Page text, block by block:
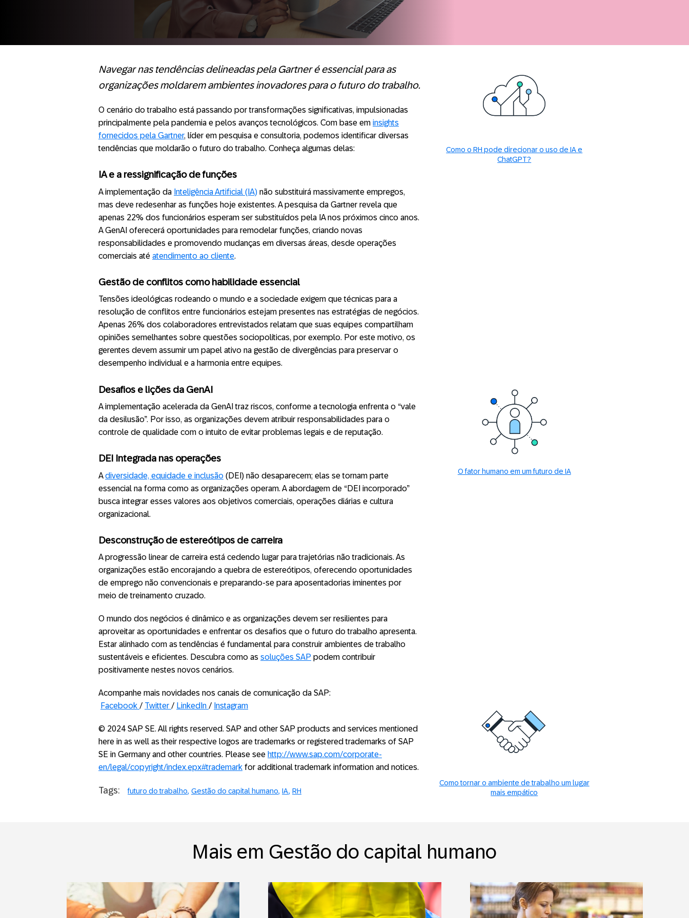
Navegar nas tendências delineadas pela Gartner é essencial para as
organizações moldarem ambientes inovadores para o futuro do trabalho.
O cenário do trabalho está passando por transformações significativas, impulsionadas
principalmente pela pandemia e pelos avanços tecnológicos. Com base em insights
fornecidos pela Gartner, líder em pesquisa e consultoria, podemos identificar diversas
tendências que moldarão o futuro do trabalho. Conheça algumas delas:
IA e a ressignificaçãode funções
A implementação da Inteligência Artificial (IA) não substituirá massivamente empregos,
mas deve redesenhar as funções hoje existentes. A pesquisa da Gartner revela que
apenas 22% dos funcionários esperam ser substituídos pela IA nos próximos cinco anos.
A GenAI oferecerá oportunidades para remodelar funções, criando novas
responsabilidades e promovendo mudanças em diversas áreas, desde operações
comerciais até atendimento ao cliente.
Gestão de conflitos como habilidade essencial
Tensões ideológicas rodeando o mundo e a sociedade exigem que técnicas para a
resolução de conflitos entre funcionários estejam presentes nas estratégias de negócios.
Apenas 26% dos colaboradores entrevistados relatam que suas equipes compartilham
opiniões semelhantes sobre questões sociopolíticas, por exemplo. Por este motivo, os
gerentes devem assumir um papel ativo na gestão de divergências para preservar o
desempenho individual e a harmonia entre equipes.
Desafios e lições da GenAI
A implementação acelerada da GenAI traz riscos, conforme a tecnologia enfrenta o “vale
da desilusão”. Por isso, as organizações devem atribuir responsabilidades para o
controle de qualidade com o intuito de evitar problemas legais e de reputação.
DEI Integrada nas operações
Adiversidade, equidade e inclusão (DEI) não desaparecem; elas se tornam parte
essencial na forma como as organizações operam. A abordagem de “DEI incorporado”
busca integrar esses valores aos objetivos comerciais, operações diárias e cultura
organizacional.
Desconstrução de estereótipos de carreira
A progressão linear de carreira está cedendo lugar para trajetórias não tradicionais. As
organizações estão encorajando a quebra de estereótipos, oferecendo oportunidades
de emprego não convencionais e preparando-se para aposentadorias iminentes por
meio de treinamento cruzado.
O mundo dos negócios é dinâmico e as organizações devem ser resilientes para
aproveitar as oportunidades e enfrentar os desafios que o futuro do trabalho apresenta.
Estar alinhado com as tendências é fundamental para construir ambientes de trabalho
sustentáveis e eficientes. Descubra como as soluções SAP podem contribuir
positivamente nestes novos cenários.
Acompanhe mais novidades nos canais de comunicação da SAP:
Facebook / Twitter / LinkedIn / Instagram
© 2024 SAP SE. All rights reserved. SAP and other SAP products and services mentioned
here in as well as their respective logos are trademarks or registered trademarks of SAP
SE in Germany and other countries. Please see http://www.sap.com/corporate-
en/legal/copyright/index.epx#trademark for additional trademark information and notices.
Tags: futuro do trabalho Gestão do capital humano IA RH
Como o RH pode direcionar o uso de IA e
ChatGPT?
O fator humano em um futuro de IA
Como tornar o ambiente de trabalho um lugar
mais empático
Mais em Gestão do capital humano